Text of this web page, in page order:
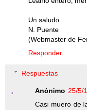
Un saludo
N. Puente
(Webmaster de
Responder
Respuestas
Anónimo 25/5/
Casi muero de